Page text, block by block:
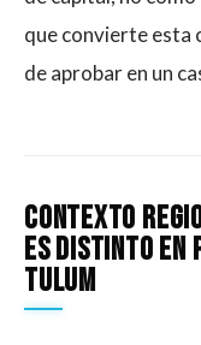
que convierte esta
de aprobar en un
Contexto
Es Distinto En
Tulum